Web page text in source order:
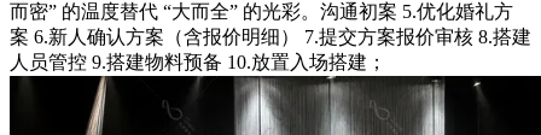
而密” 的温度替代 “大而全” 的光彩。沟通初案 5.优化婚礼方
案 6.新人确认方案（含报价明细） 7.提交方案报价审核 8.搭建
人员管控 9.搭建物料预备 10.放置入场搭建；